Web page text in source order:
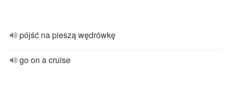
pójść na pieszą wędrówkę
go on a cruise